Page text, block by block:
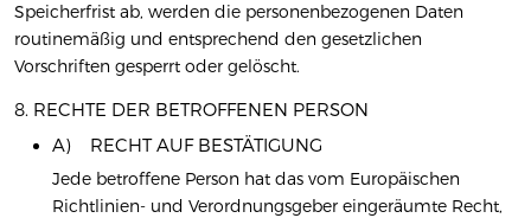
Speicherfrist ab, werden die personenbezogenen Daten
routinemäßig und entsprechend den gesetzlichen
Vorschriften gesperrt oder gelöscht.
8. RECHTE DER BETROFFENEN PERSON
A) RECHT AUF BESTÄTIGUNG
Jede betroffene Person hat das vom Europäischen
Richtlinien- und Verordnungsgeber eingeräumte Recht,